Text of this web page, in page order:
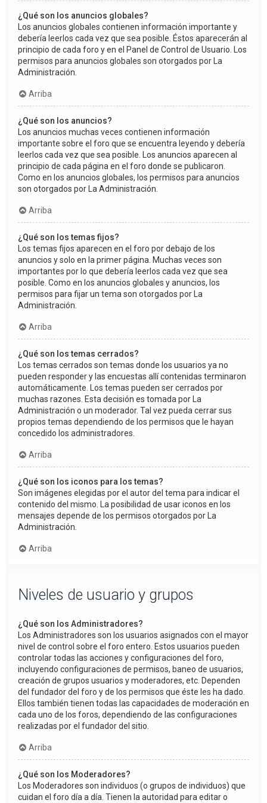
¿Qué son los anuncios globales?
Los anuncios globales contienen información importante y
debería leerlos cada vez que sea posible. Éstos aparecerán al
principio de cada foro y en el Panel de Control de Usuario. Los
permisos para anuncios globales son otorgados por La
Administración.
Arriba
¿Qué son los anuncios?
Los anuncios muchas veces contienen información
importante sobre el foro que se encuentra leyendo y debería
leerlos cada vez que sea posible. Los anuncios aparecen al
principio de cada página en el foro donde se publicaron.
Como en los anuncios globales, los permisos para anuncios
son otorgados por La Administración.
Arriba
¿Qué son los temas fijos?
Los temas fijos aparecen en el foro por debajo de los
anuncios y solo en la primer página. Muchas veces son
importantes por lo que debería leerlos cada vez que sea
posible. Como en los anuncios globales y anuncios, los
permisos para fijar un tema son otorgados por La
Administración.
Arriba
¿Qué son los temas cerrados?
Los temas cerrados son temas donde los usuarios ya no
pueden responder y las encuestas allí contenidas terminaron
automáticamente. Los temas pueden ser cerrados por
muchas razones. Esta decisión es tomada por La
Administración o un moderador. Tal vez pueda cerrar sus
propios temas dependiendo de los permisos que le hayan
concedido los administradores.
Arriba
¿Qué son los iconos para los temas?
Son imágenes elegidas por el autor del tema para indicar el
contenido del mismo. La posibilidad de usar iconos en los
mensajes depende de los permisos otorgados por La
Administración.
Arriba
Niveles de usuario y grupos
¿Qué son los Administradores?
Los Administradores son los usuarios asignados con el mayor
nivel de control sobre el foro entero. Estos usuarios pueden
controlar todas las acciones y configuraciones del foro,
incluyendo configuraciones de permisos, baneo de usuarios,
creación de grupos usuarios y moderadores, etc. Dependen
del fundador del foro y de los permisos que éste les ha dado.
Ellos también tienen todas las capacidades de moderación en
cada uno de los foros, dependiendo de las configuraciones
realizadas por el fundador del sitio.
Arriba
¿Qué son los Moderadores?
Los Moderadores son individuos (o grupos de individuos) que
cuidan el foro día a día. Tienen la autoridad para editar o